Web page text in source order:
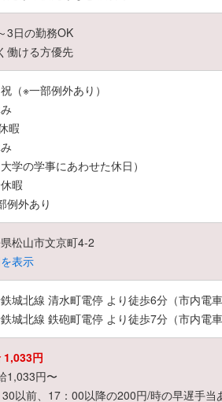
3日の勤務OK
働ける方優先
（※一部例外あり）
暇
学の学事にあわせた休日）
暇
例外あり
松山市文京町4-2
表示
城北線 清水町電停 より徒歩6分（市内電車
城北線 鉄砲町電停 より徒歩7分（市内電車
1,033円
1,033円〜
以前、17：00以降の200円/時の早遅手当